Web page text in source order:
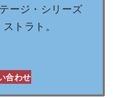
ージ・シリーズ
トラト。
合わせ